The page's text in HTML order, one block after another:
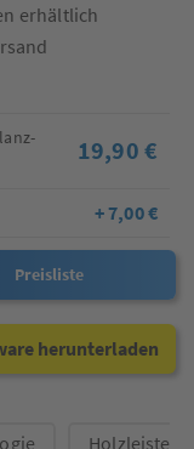
erhältlich
19,90 €
+ 7,00 €
Preisliste
herunterladen
Holzleiste